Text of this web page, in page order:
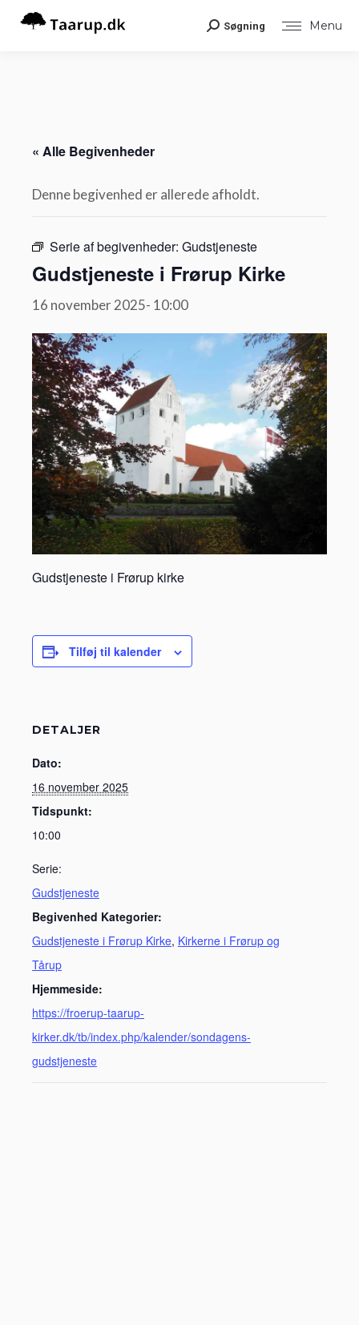
Menu
Search:
Søgning
« Alle Begivenheder
Denne begivenhed er allerede afholdt.
Serie af begivenheder: Gudstjeneste
Gudstjeneste i Frørup Kirke
16 november 2025- 10:00
Gudstjeneste i Frørup kirke
Tilføj til kalender
DETALJER
Dato:
16 november 2025
Tidspunkt:
10:00
Serie:
Gudstjeneste
Begivenhed Kategorier:
Gudstjeneste i Frørup Kirke, Kirkerne i Frørup og
Tårup
Hjemmeside:
https://froerup-taarup-
kirker.dk/tb/index.php/kalender/sondagens-
gudstjeneste